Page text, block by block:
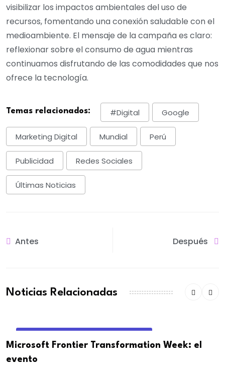
visibilizar los impactos ambientales del uso de
recursos, fomentando una conexión saludable con el
medioambiente. El mensaje de la campaña es claro:
reflexionar sobre el consumo de agua mientras
continuamos disfrutando de las comodidades que nos
ofrece la tecnología.
Temas relacionados: #digital Google
Marketing Digital Mundial Perú
Publicidad Redes Sociales
Últimas Noticias
Antes Después
Noticias Relacionadas
Microsoft Frontier Transformation Week: el
evento